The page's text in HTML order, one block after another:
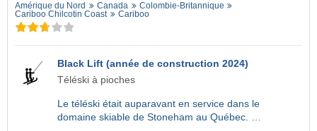
Amérique du Nord Canada
Colombie-Britannique
Cariboo Chilcotin Coast
Cariboo
Black Lift (année de construction 2024)
Téléski à pioches
Le téléski était auparavant en service dans le
domaine skiable de Stoneham au Québec. …